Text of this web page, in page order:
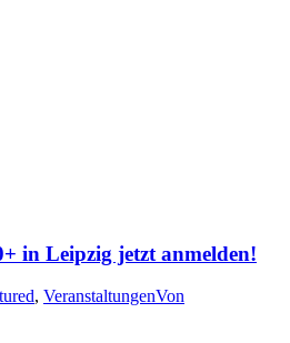
in Leipzig jetzt anmelden!
, VeranstaltungenVon